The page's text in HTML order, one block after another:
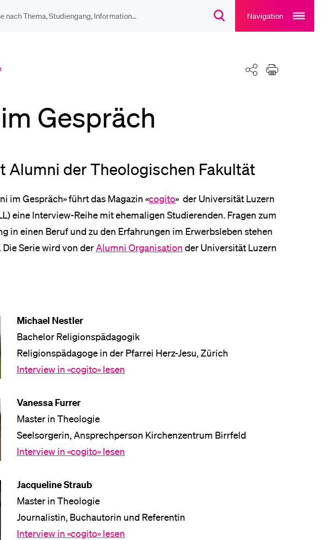
SuchdialogNavigation
main
navigation
Teilen Drucken
Gespräch
Alumni der Theologischen Fakultät
im Gespräch» führt das Magazin «cogito» der Universität Luzern
eine Interview-Reihe mit ehemaligen Studierenden. Fragen zum
in einen Beruf und zu den Erfahrungen im Erwerbsleben stehen
Serie wird von derAlumni Organisation der Universität Luzern
Michael Nestler
Bachelor Religionspädagogik
Religionspädagoge in der Pfarrei Herz-Jesu, Zürich
Interview in «cogito» lesen
Vanessa Furrer
Master in Theologie
Seelsorgerin, Ansprechperson Kirchenzentrum Birrfeld
Interview in «cogito» lesen
Jacqueline Straub
Master in Theologie
Journalistin, Buchautorin und Referentin
Interview in «cogito» lesen
und
Bibliothek
Anmeldung und Zulassung